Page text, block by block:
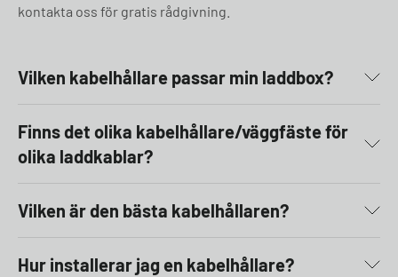
kontakta oss för gratis rådgivning.
Vilken kabelhållare passar min laddbox?
Finns det olika kabelhållare/väggfäste för
olika laddkablar?
Vilken är den bästa kabelhållaren?
Hur installerar jag en kabelhållare?